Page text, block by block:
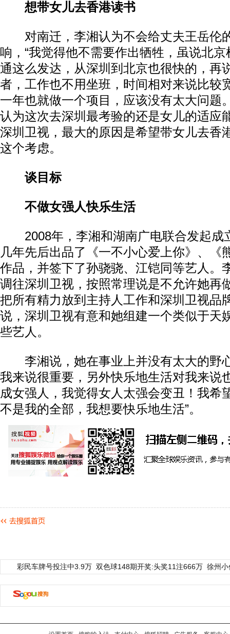
想带女儿去香港读书
对南迁，李湘认为不会给丈夫王岳伦
响，“我觉得他不需要作出牺牲，虽说北
通这么发达，从深圳到北京也很快的，再
者，工作也不用坐班，时间相对来说比较
一年也就做一个项目，应该没有太大问题
认为这次去深圳最考验的还是女儿的适应
深圳卫视，最大的原因是希望带女儿去香
这个考虑。
谈目标
不做女强人快乐生活
2008年，李湘和湖南广电联合发起成
几年先后出品了《一不小心爱上你》、《
作品，并签下了孙骁骁、江铠同等艺人。
调往深圳卫视，按照常理说是不允许她再
把所有精力放到主持人工作和深圳卫视品
说，深圳卫视有意和她组建一个类似于天
些艺人。
李湘说，她在事业上并没有太大的野
我来说很重要，另外快乐地生活对我来说
成女强人，我觉得女人太强会变丑！我希
不是我的全部，我想要快乐地生活”。
彩民车牌号投注中3.9万 双色球148期开奖:头奖11注666万 徐州